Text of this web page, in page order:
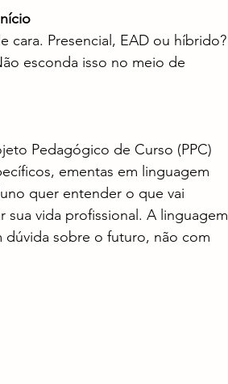
cara. Presencial, EAD ou híbrido?
esconda isso no meio de
Pedagógico de Curso (PPC)
ementas em linguagem
quer entender o que vai
sua vida profissional. A linguagem
dúvida sobre o futuro, não com